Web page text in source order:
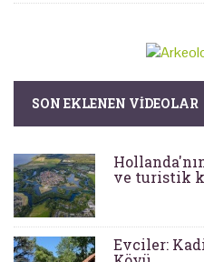
SON EKLENEN VIDEOLAR
ve turistik
Evciler: